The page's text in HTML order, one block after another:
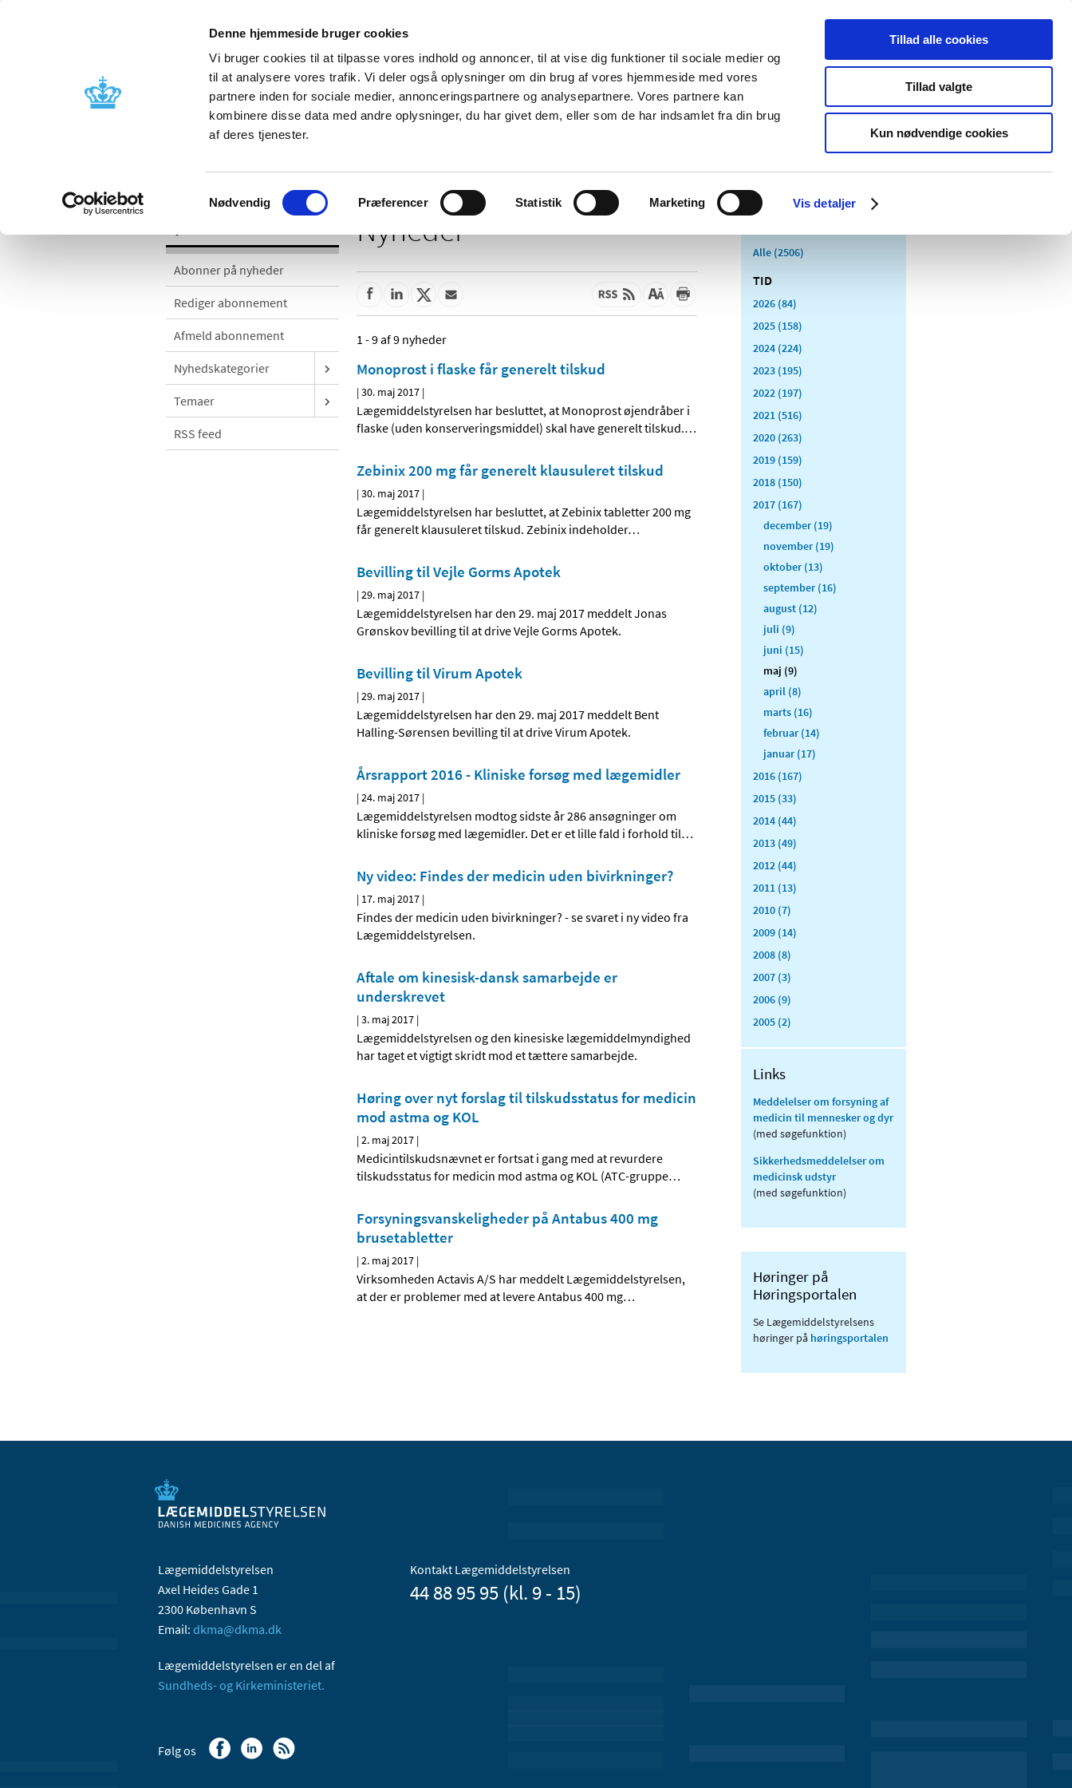
Denne hjemmeside bruger cookies
Vi bruger cookies til at tilpasse vores indhold og annoncer, til at vise dig funktioner til sociale medier og
til at analysere vores trafik. Vi deler også oplysninger om din brug af vores hjemmeside med vores
partnere inden for sociale medier, annonceringspartnere og analysepartnere. Vores partnere kan
kombinere disse data med andre oplysninger, du har givet dem, eller som de har indsamlet fra din brug
af deres tjenester.
Samtykkevalg
Nødvendig Præferencer Statistik Marketing Vis detaljer
Tillad alle cookies
Tillad valgte
Kun nødvendige cookies
Nyheder Om os Kontakt Udgivelser
Godkendelse og
Bivirkninger og
produktinformation
Tilskud og
Apoteker og salg af
Medicinsk
Særlige
produktområder
Abonner på nyheder
Rediger abonnement
Afmeld abonnement
Nyhedskategorier
Temaer
RSS feed
Nyheder
1 - 9 af 9 nyheder
Monoprost i flaske får generelt tilskud
|30. maj 2017 |
Lægemiddelstyrelsen har besluttet, at Monoprost øjendråber i
flaske (uden konserveringsmiddel) skal have generelt tilskud.…
Zebinix 200 mg får generelt klausuleret tilskud
|30. maj 2017 |
Lægemiddelstyrelsen har besluttet, at Zebinix tabletter 200 mg
får generelt klausuleret tilskud. Zebinix indeholder…
Bevilling til Vejle Gorms Apotek
|29. maj 2017 |
Lægemiddelstyrelsen har den 29. maj 2017 meddelt Jonas
Grønskov bevilling til at drive Vejle Gorms Apotek.
Bevilling til Virum Apotek
|29. maj 2017 |
Lægemiddelstyrelsen har den 29. maj 2017 meddelt Bent
Halling-Sørensen bevilling til at drive Virum Apotek.
Årsrapport 2016 - Kliniske forsøg med lægemidler
|24. maj 2017 |
Lægemiddelstyrelsen modtog sidste år 286 ansøgninger om
kliniske forsøg med lægemidler. Det er et lille fald i forhold til…
Ny video: Findes der medicin uden bivirkninger?
| 17. maj 2017 |
Findes der medicin uden bivirkninger? - se svaret i ny video fra
Lægemiddelstyrelsen.
Aftale om kinesisk-dansk samarbejde er
underskrevet
|3. maj 2017 |
Lægemiddelstyrelsen og den kinesiske lægemiddelmyndighed
har taget et vigtigt skridt mod et tættere samarbejde.
Høring over nyt forslag til tilskudsstatus for medicin
mod astma og KOL
|2. maj 2017 |
Medicintilskudsnævnet er fortsat i gang med at revurdere
tilskudsstatus for medicin mod astma og KOL (ATC-gruppe…
Forsyningsvanskeligheder på Antabus 400 mg
brusetabletter
|2. maj 2017 |
Virksomheden Actavis A/S har meddelt Lægemiddelstyrelsen,
at der er problemer med at levere Antabus 400 mg…
Alle (2506)
TID
2026 (84)
2025 (158)
2024 (224)
2023 (195)
2022 (197)
2021 (516)
2020 (263)
2019 (159)
2018 (150)
2017 (167)
december (19)
november (19)
oktober (13)
september (16)
august (12)
juli (9)
juni (15)
maj (9)
april (8)
marts (16)
februar (14)
januar (17)
2016 (167)
2015 (33)
2014 (44)
2013 (49)
2012 (44)
2011 (13)
2010 (7)
2009 (14)
2008 (8)
2007 (3)
2006 (9)
2005 (2)
Links
Meddelelser om forsyning af
medicin til mennesker og dyr
(med søgefunktion)
Sikkerhedsmeddelelser om
medicinsk udstyr
(med søgefunktion)
Høringer på
Høringsportalen
Se Lægemiddelstyrelsens
høringer på høringsportalen
Lægemiddelstyrelsen
Axel Heides Gade 1
2300 København S
Email: dkma@dkma.dk
Lægemiddelstyrelsen er en del af
Sundheds- og Kirkeministeriet.
Kontakt Lægemiddelstyrelsen
44 88 95 95 (kl. 9 - 15)
Følg os